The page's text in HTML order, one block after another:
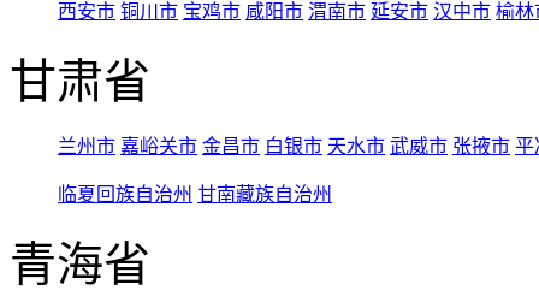
西安市 铜川市 宝鸡市 咸阳市 渭南市 延安市 汉中市 榆林
甘肃省
兰州市 嘉峪关市 金昌市 白银市 天水市 武威市 张掖市 平
临夏回族自治州 甘南藏族自治州
青海省